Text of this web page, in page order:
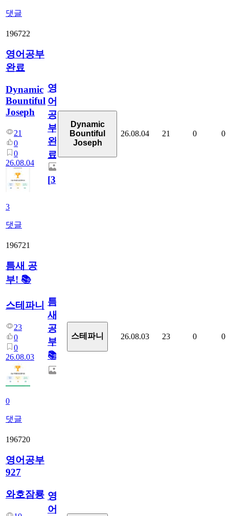
댓글
196722
영어공부
완료
Dynamic
Bountiful
Joseph
21
0
0
26.08.04
3
댓글
영
어
공
부
완
료
[3]
Dynamic
Bountiful
Joseph
26.08.04 21 0 0
196721
틈새 공
부! 📚
스테파니
23
0
0
26.08.03
0
댓글
틈
새
공
부!
📚
스테파니 26.08.03 23 0 0
196720
영어공부
927
와호잠룡 영
어